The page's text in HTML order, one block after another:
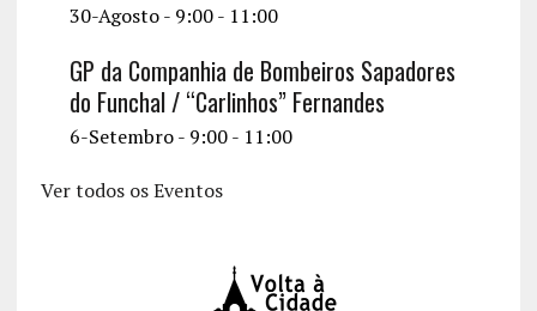
30-Agosto - 9:00- 11:00
GP da Companhia de Bombeiros Sapadores
do Funchal / “Carlinhos” Fernandes
6-Setembro - 9:00- 11:00
Ver todos os Eventos